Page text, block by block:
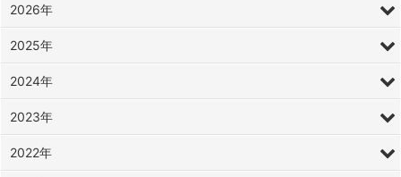
2026年
2025年
2024年
2023年
2022年